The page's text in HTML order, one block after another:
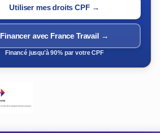
Utiliser mes droits CPF →
Financer avec France Travail →
Financé jusqu'à 90% par votre CPF